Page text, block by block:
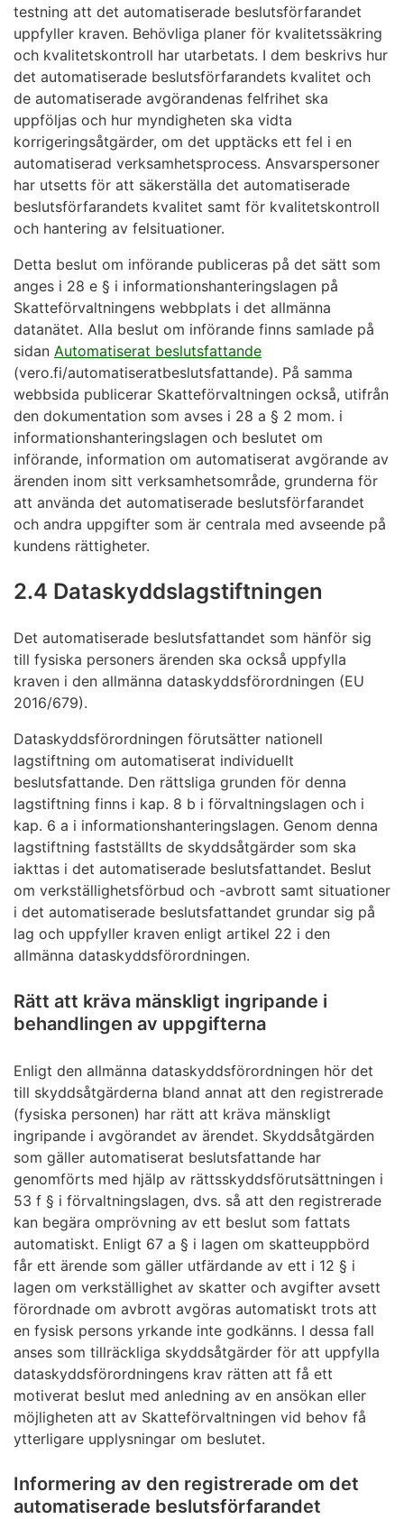
testning att det automatiserade beslutsförfarandet
uppfyller kraven. Behövliga planer för kvalitetssäkring
och kvalitetskontroll har utarbetats. I dem beskrivs hur
det automatiserade beslutsförfarandets kvalitet och
de automatiserade avgörandenas felfrihet ska
uppföljas och hur myndigheten ska vidta
korrigeringsåtgärder, om det upptäcks ett fel i en
automatiserad verksamhetsprocess. Ansvarspersoner
har utsetts för att säkerställa det automatiserade
beslutsförfarandets kvalitet samt för kvalitetskontroll
och hantering av felsituationer.
Detta beslut om införande publiceras på det sätt som
anges i 28 e § i informationshanteringslagen på
Skatteförvaltningens webbplats i det allmänna
datanätet. Alla beslut om införande finns samlade på
sidan Automatiserat beslutsfattande
(vero.fi/automatiseratbeslutsfattande). På samma
webbsida publicerar Skatteförvaltningen också, utifrån
den dokumentation som avses i 28 a § 2 mom. i
informationshanteringslagen och beslutet om
införande, information om automatiserat avgörande av
ärenden inom sitt verksamhetsområde, grunderna för
att använda det automatiserade beslutsförfarandet
och andra uppgifter som är centrala med avseende på
kundens rättigheter.
2.4 Dataskyddslagstiftningen
Det automatiserade beslutsfattandet som hänför sig
till fysiska personers ärenden ska också uppfylla
kraven i den allmänna dataskyddsförordningen (EU
2016/679).
Dataskyddsförordningen förutsätter nationell
lagstiftning om automatiserat individuellt
beslutsfattande. Den rättsliga grunden för denna
lagstiftning finns i kap. 8 b i förvaltningslagen och i
kap. 6 a i informationshanteringslagen. Genom denna
lagstiftning fastställts de skyddsåtgärder som ska
iakttas i det automatiserade beslutsfattandet. Beslut
om verkställighetsförbud och -avbrott samt situationer
i det automatiserade beslutsfattandet grundar sig på
lag och uppfyller kraven enligt artikel 22 i den
allmänna dataskyddsförordningen.
Rätt att kräva mänskligt ingripande i
behandlingen av uppgifterna
Enligt den allmänna dataskyddsförordningen hör det
till skyddsåtgärderna bland annat att den registrerade
(fysiska personen) har rätt att kräva mänskligt
ingripande i avgörandet av ärendet. Skyddsåtgärden
som gäller automatiserat beslutsfattande har
genomförts med hjälp av rättsskyddsförutsättningen i
53 f § i förvaltningslagen, dvs. så att den registrerade
kan begära omprövning av ett beslut som fattats
automatiskt. Enligt 67 a § i lagen om skatteuppbörd
får ett ärende som gäller utfärdande av ett i 12 § i
lagen om verkställighet av skatter och avgifter avsett
förordnade om avbrott avgöras automatiskt trots att
en fysisk persons yrkande inte godkänns. I dessa fall
anses som tillräckliga skyddsåtgärder för att uppfylla
dataskyddsförordningens krav rätten att få ett
motiverat beslut med anledning av en ansökan eller
möjligheten att av Skatteförvaltningen vid behov få
ytterligare upplysningar om beslutet.
Informering av den registrerade om det
automatiserade beslutsförfarandet